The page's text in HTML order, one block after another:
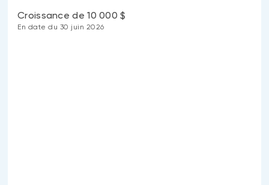
Croissance de 10 000 $
En date du 30 juin 2026